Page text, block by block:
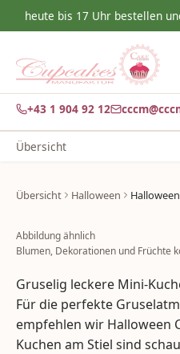
heute bis 17 Uhr bestellen
+43 1 904 92 12
Übersicht
Übersicht Halloween
Abbildung ähnlich
Blumen, Dekorationen und Früchte
Gruselig leckere Mini-
Für die perfekte
empfehlen wir Halloween
Kuchen am Stiel sind